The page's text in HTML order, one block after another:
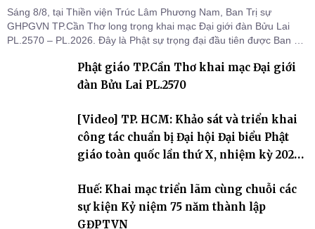
Sáng 8/8, tại Thiền viện Trúc Lâm Phương Nam, Ban Trị sự
GHPGVN TP.Cần Thơ long trọng khai mạc Đại giới đàn Bửu Lai
PL.2570 – PL.2026. Đây là Phật sự trọng đại đầu tiên được Ban Trị
thứ I, thể hiện sự quan tâm đối với công tác truyền giới, đào tạo
Tăng tài và tiếp nối mạng mạch Tăng-g
Phật giáo TP.Cần Thơ khai mạc Đại giới
đàn Bửu Lai PL.2570
[Video] TP. HCM: Khảo sát và triển khai
công tác chuẩn bị Đại hội Đại biểu Phật
giáo toàn quốc lần thứ X, nhiệm kỳ 2026-
Huế: Khai mạc triển lãm cùng chuỗi các
sự kiện Kỷ niệm 75 năm thành lập
GĐPTVN